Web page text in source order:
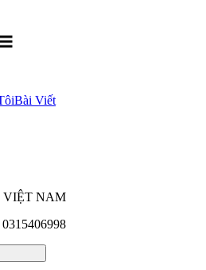
Bài Viết
VIỆT NAM